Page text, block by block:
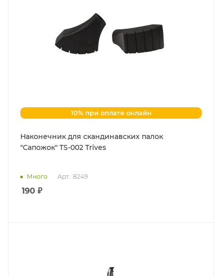
10% при оплате онлайн
Наконечник для скандинавских палок
"Сапожок" TS-002 Trives
Много Арт.: 8249
190 ₽